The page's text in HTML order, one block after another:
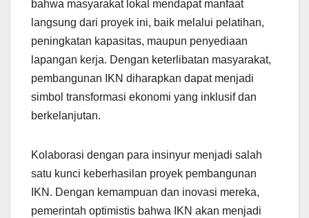
bahwa masyarakat lokal mendapat manfaat
langsung dari proyek ini, baik melalui pelatihan,
peningkatan kapasitas, maupun penyediaan
lapangan kerja. Dengan keterlibatan masyarakat,
pembangunan IKN diharapkan dapat menjadi
simbol transformasi ekonomi yang inklusif dan
berkelanjutan.
Kolaborasi dengan para insinyur menjadi salah
satu kunci keberhasilan proyek pembangunan
IKN. Dengan kemampuan dan inovasi mereka,
pemerintah optimistis bahwa IKN akan menjadi